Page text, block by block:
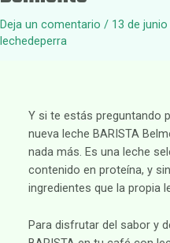
Deja un comentario / 13 de
lechedeperra
Y si te estás preguntando
nueva leche BARISTA
nada más. Es una leche
contenido en proteína, y
ingredientes que la propia
Para disfrutar del sabor y